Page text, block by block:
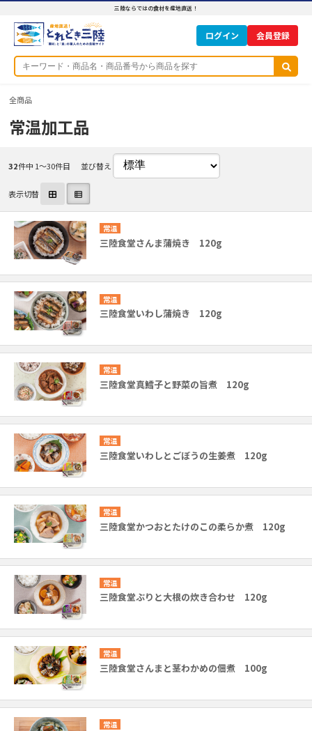
三陸ならではの食材を産地直送！
ログイン
全商品
常温加工品
32件中 1〜30件目 並び替え
表示切替
常温
三陸食堂さんま蒲焼き 120g
常温
三陸食堂いわし蒲焼き 120g
常温
三陸食堂真鱈子と野菜の旨煮 120g
常温
三陸食堂いわしとごぼうの生姜煮 120g
常温
三陸食堂かつおとたけのこの柔らか煮 120g
常温
三陸食堂ぶりと大根の炊き合わせ 120g
常温
三陸食堂さんまと茎わかめの佃煮 100g
常温